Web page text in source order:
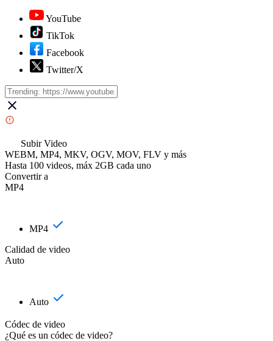
YouTube
TikTok
Facebook
Twitter/X
Subir Video
WEBM, MP4, MKV, OGV, MOV, FLV y más
Hasta 100 videos, máx 2GB cada uno
Convertir a
MP4
MP4
Calidad de video
Auto
Auto
Códec de video
¿Qué es un códec de video?